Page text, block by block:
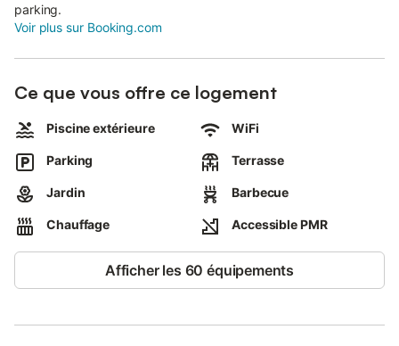
parking.
Voir plus sur Booking.com
Ce que vous offre ce logement
Piscine extérieure WiFi
Parking Terrasse
Jardin Barbecue
Chauffage Accessible PMR
Afficher les 60 équipements